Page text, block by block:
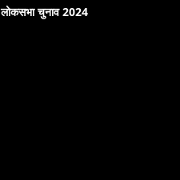
लोकसभा चुनाव 2024